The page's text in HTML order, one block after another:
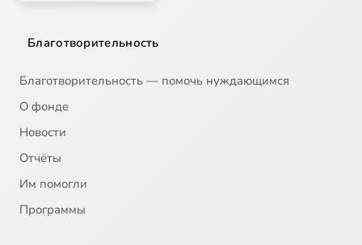
Благотворительность
Благотворительность — помочь нуждающимся
О фонде
Новости
Отчёты
Им помогли
Программы